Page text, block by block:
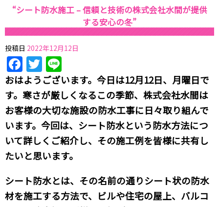
“シート防水施工 – 信頼と技術の株式会社水間が提供
する安心の冬”
投稿日 2022年12月12日
Facebook
Twitter
おはようございます。今日は12月12日、月曜日で
す。寒さが厳しくなるこの季節、株式会社水間は
お客様の大切な施設の防水工事に日々取り組んで
います。今回は、シート防水という防水方法につ
いて詳しくご紹介し、その施工例を皆様に共有し
たいと思います。
シート防水とは、その名前の通りシート状の防水
材を施工する方法で、ビルや住宅の屋上、バルコ